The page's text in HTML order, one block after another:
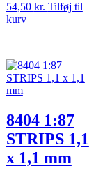
54,50 kr. Tilføj til
kurv
8404 1:87
STRIPS 1,1
x 1,1 mm